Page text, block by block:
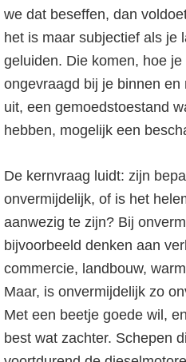
we dat beseffen, dan
het is maar subjectief als je
geluiden. Die komen, hoe
ongevraagd bij je binnen
uit, een gemoedstoestand
hebben, mogelijk een
De kernvraag luidt: zijn
onvermijdelijk, of is het
aanwezig te zijn? Bij
bijvoorbeeld denken aan
commercie, landbouw,
Maar, is onvermijdelijk zo
Met een beetje goede wil,
best wat zachter. Schepen